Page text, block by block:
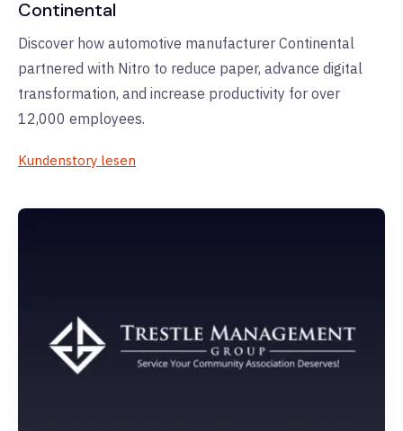
Continental
Discover how automotive manufacturer Continental
partnered with Nitro to reduce paper, advance digital
transformation, and increase productivity for over
12,000 employees.
Kundenstory lesen